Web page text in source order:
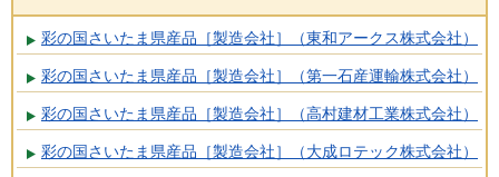
彩の国さいたま県産品［製造会社］（東和アークス株式会社）
彩の国さいたま県産品［製造会社］（第一石産運輸株式会社）
彩の国さいたま県産品［製造会社］（高村建材工業株式会社）
彩の国さいたま県産品［製造会社］（大成ロテック株式会社）